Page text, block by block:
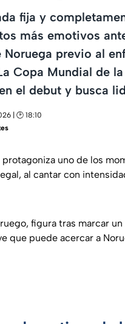
fija y
más emotivos
Noruega previo al
Copa Mundial de
el debut y busca
| 🕑 18:10
protagoniza uno de los
al cantar con
figura tras marcar
que puede acercar a